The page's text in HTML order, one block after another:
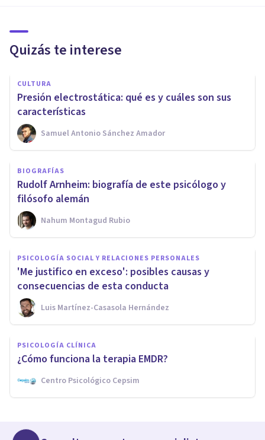
Quizás te interese
CULTURA
Presión electrostática: qué es y cuáles son sus
características
Samuel Antonio Sánchez Amador
BIOGRAFÍAS
Rudolf Arnheim: biografía de este psicólogo y
filósofo alemán
Nahum Montagud Rubio
PSICOLOGÍA SOCIAL Y RELACIONES PERSONALES
'Me justifico en exceso': posibles causas y
consecuencias de esta conducta
Luis Martínez-Casasola Hernández
PSICOLOGÍA CLÍNICA
¿Cómo funciona la terapia EMDR?
Centro Psicológico Cepsim